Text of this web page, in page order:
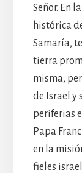
Señor. En
histórica
Samaría,
tierra
misma,
de Israel y
periferias
Papa
en la
fieles